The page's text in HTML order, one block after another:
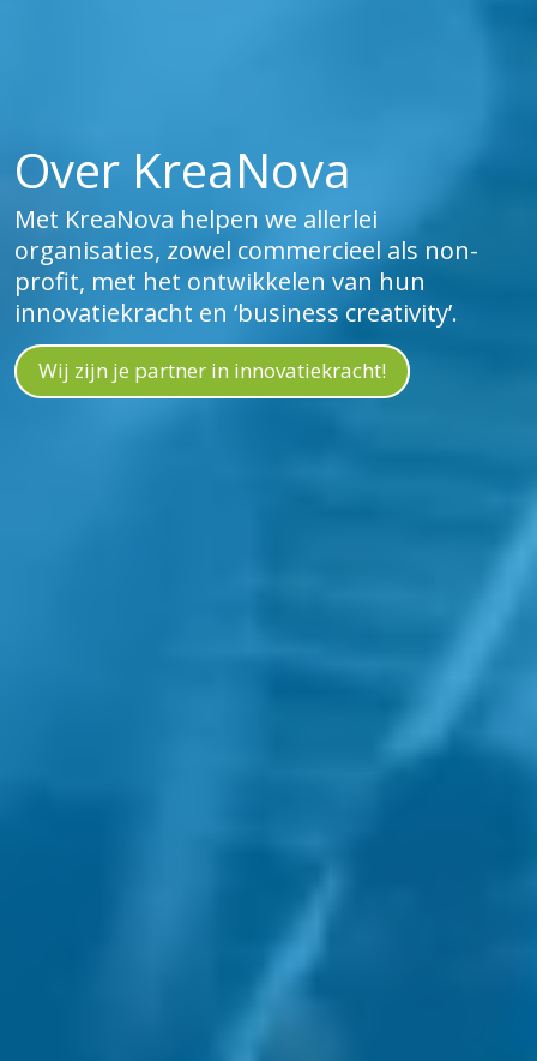
Over KreaNova
Met KreaNova helpen we allerlei
organisaties, zowel commercieel als non-
profit, met het ontwikkelen van hun
innovatiekracht en ‘business creativity’.
Wij zijn je partner in innovatiekracht!